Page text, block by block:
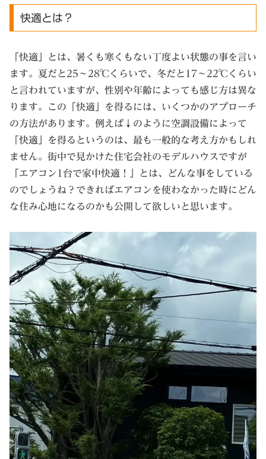
快適とは？
「快適」とは、暑くも寒くもない丁度よい状態の事を言い
ます。夏だと25～28℃くらいで、冬だと17～22℃くらい
と言われていますが、性別や年齢によっても感じ方は異な
ります。この「快適」を得るには、いくつかのアプローチ
の方法があります。例えば↓のように空調設備によって
「快適」を得るというのは、最も一般的な考え方かもしれ
ません。街中で見かけた住宅会社のモデルハウスですが
「エアコン1台で家中快適！」とは、どんな事をしている
のでしょうね？できればエアコンを使わなかった時にどん
な住み心地になるのかも公開して欲しいと思います。